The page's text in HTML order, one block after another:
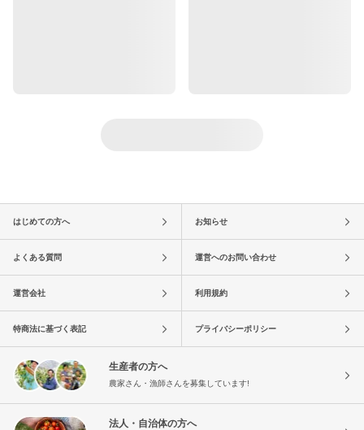
はじめての方へ お知らせ
よくある質問 運営へのお問い合わせ
運営会社 利用規約
特商法に基づく表記 プライバシーポリシー
生産者の方へ
農家さん・漁師さんを募集しています!
法人・自治体の方へ